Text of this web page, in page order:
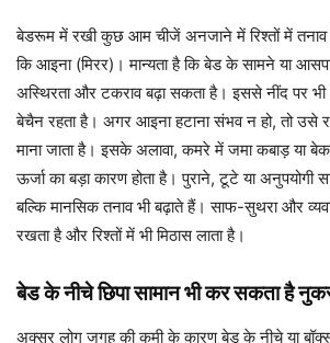
बेडरूम में रखी कुछ आम चीजें अनजाने में रिश्तों में
कि आइना (मिरर)। मान्यता है कि बेड के सामने या
अस्थिरता और टकराव बढ़ा सकता है। इससे नींद पर
बेचैन रहता है। अगर आइना हटाना संभव न हो, तो उसे
माना जाता है। इसके अलावा, कमरे में जमा कबाड़ या
ऊर्जा का बड़ा कारण होता है। पुराने, टूटे या अनुपयोगी
बल्कि मानसिक तनाव भी बढ़ाते हैं। साफ-सुथरा और
रखता है और रिश्तों में भी मिठास लाता है।
बेड के नीचे छिपा सामान भी कर सकता है
अक्सर लोग जगह की कमी के कारण बेड के नीचे या